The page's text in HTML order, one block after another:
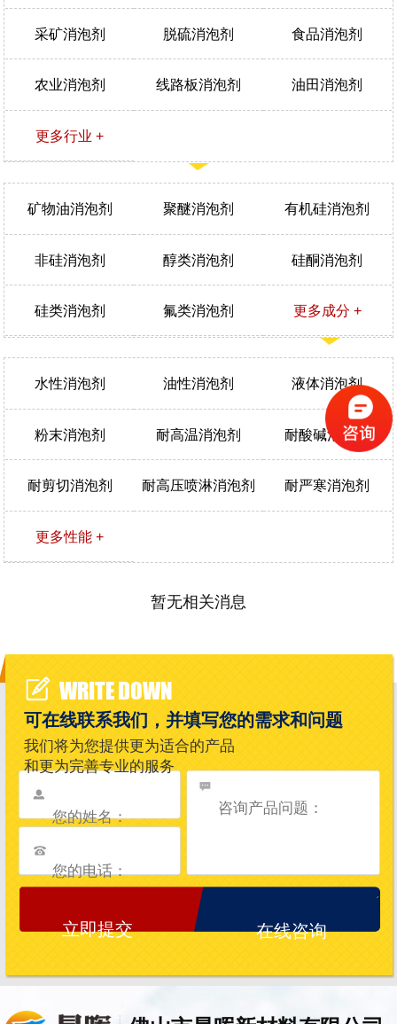
采矿消泡剂 脱硫消泡剂 食品消泡剂
农业消泡剂 线路板消泡剂 油田消泡剂
更多行业 +
矿物油消泡剂 聚醚消泡剂 有机硅消泡剂
非硅消泡剂 醇类消泡剂 硅酮消泡剂
硅类消泡剂 氟类消泡剂 更多成分 +
水性消泡剂 油性消泡剂 液体消泡剂
粉末消泡剂 耐高温消泡剂 耐酸碱消泡剂
耐剪切消泡剂 耐高压喷淋消泡剂 耐严寒消泡剂
更多性能 +
暂无相关消息
WRITE DOWN
可在线联系我们，并填写您的需求和问题
我们将为您提供更为适合的产品
和更为完善专业的服务
在线咨询